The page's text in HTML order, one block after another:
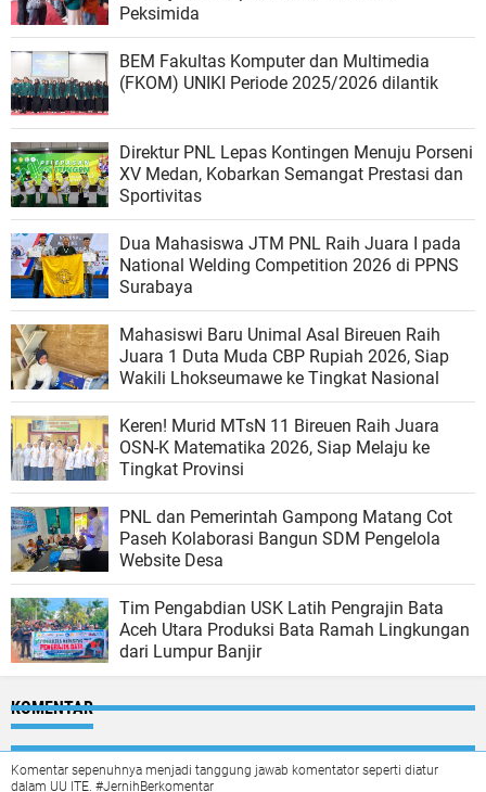
Peksimida
BEM Fakultas Komputer dan Multimedia
(FKOM) UNIKI Periode 2025/2026 dilantik
Direktur PNL Lepas Kontingen Menuju Porseni
XV Medan, Kobarkan Semangat Prestasi dan
Sportivitas
Dua Mahasiswa JTM PNL Raih Juara I pada
National Welding Competition 2026 di PPNS
Surabaya
Mahasiswi Baru Unimal Asal Bireuen Raih
Juara 1 Duta Muda CBP Rupiah 2026, Siap
Wakili Lhokseumawe ke Tingkat Nasional
Keren! Murid MTsN 11 Bireuen Raih Juara
OSN-K Matematika 2026, Siap Melaju ke
Tingkat Provinsi
PNL dan Pemerintah Gampong Matang Cot
Paseh Kolaborasi Bangun SDM Pengelola
Website Desa
Tim Pengabdian USK Latih Pengrajin Bata
Aceh Utara Produksi Bata Ramah Lingkungan
dari Lumpur Banjir
KOMENTAR
Komentar sepenuhnya menjadi tanggung jawab komentator seperti diatur
dalam UU ITE. #JernihBerkomentar